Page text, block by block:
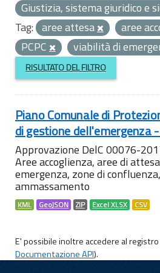
Giustizia, sistema giuridico e
Tag: aree attesa
aree
PCPC
viabilità di
RISULTATO DEL FILTRO
Piano Comunale di
di gestione dell'emergenza -
Approvazione DelC 00076-
Aree accoglienza, aree di
emergenza, zone di
ammassamento
KML GeoJSON ZIP Excel XLSX CSV
E' possibile inoltre accedere al
Documentazione API).